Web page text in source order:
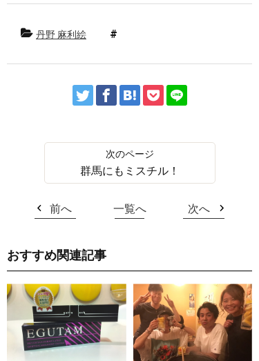
丹野 麻利絵
群馬にもミスチル！
前へ 一覧へ 次へ
おすすめ関連記事